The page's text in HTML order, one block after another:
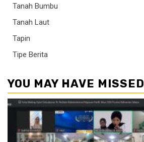
Tanah Bumbu
Tanah Laut
Tapin
Tipe Berita
YOU MAY HAVE MISSED